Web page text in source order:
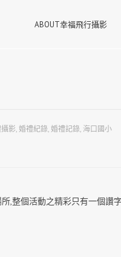
ABOUT幸福飛行攝影
影, 婚禮紀錄, 婚禮記錄, 海口國小
,整個活動之精彩只有一個讚